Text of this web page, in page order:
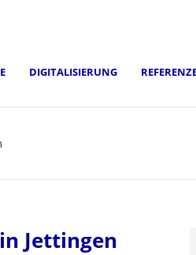
DIGITALISIERUNG
Jettingen